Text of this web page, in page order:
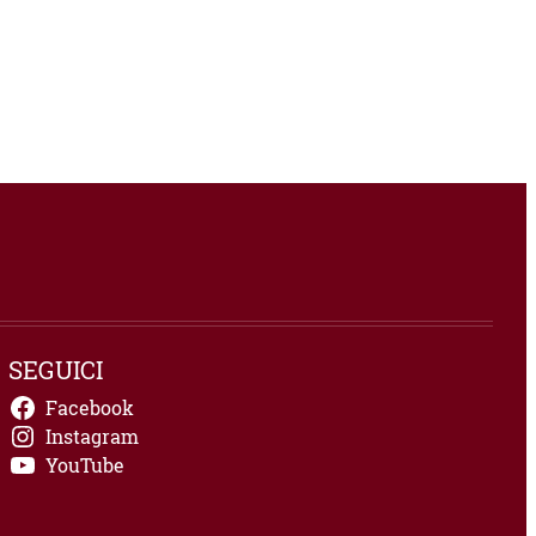
SEGUICI
Facebook
Instagram
YouTube